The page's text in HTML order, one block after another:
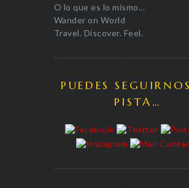
O lo que es lo mismo…
Wander on World
Travel. Discover. Feel.
PUEDES
PISTA…